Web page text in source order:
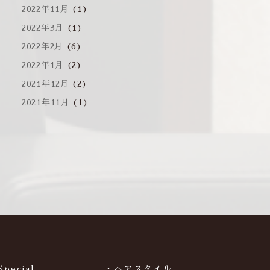
2022年11月 (1)
2022年3月 (1)
2022年2月 (6)
2022年1月 (2)
2021年12月 (2)
2021年11月 (1)